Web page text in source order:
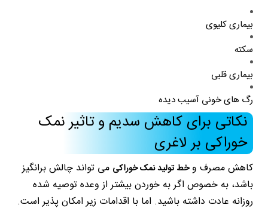
بیماری کلیوی
سکته
بیماری قلبی
رگ های خونی آسیب دیده
نکاتی برای کاهش سدیم و تاثیر نمک
خوراکی بر لاغری
کاهش مصرف وخط تولید نمک خوراکی می تواند چالش برانگیز
باشد، به خصوص اگر به خوردن بیشتر از وعده توصیه شده
روزانه عادت داشته باشید. اما با اقدامات زیر امکان پذیر است.